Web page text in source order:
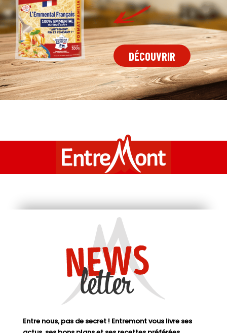
DÉCOUVRIR
Entre nous, pas de secret ! Entremont vous livre ses